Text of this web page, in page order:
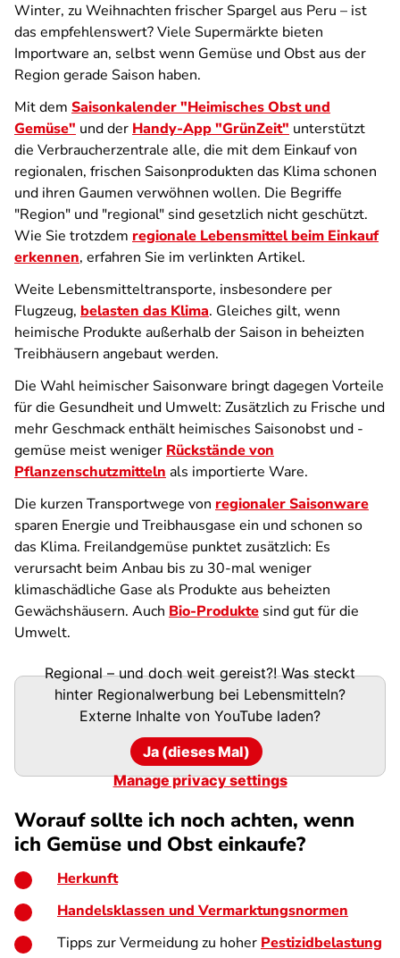
Winter, zu Weihnachten frischer Spargel aus Peru – ist
das empfehlenswert? Viele Supermärkte bieten
Importware an, selbst wenn Gemüse und Obst aus der
Region gerade Saison haben.
Mit dem Saisonkalender "Heimisches Obst und
Gemüse" und der Handy-App "GrünZeit" unterstützt
die Verbraucherzentrale alle, die mit dem Einkauf von
regionalen, frischen Saisonprodukten das Klima schonen
und ihren Gaumen verwöhnen wollen. Die Begriffe
"Region" und "regional" sind gesetzlich nicht geschützt.
Wie Sie trotzdem regionale Lebensmittel beim Einkauf
erkennen, erfahren Sie im verlinkten Artikel.
Weite Lebensmitteltransporte, insbesondere per
Flugzeug, belasten das Klima. Gleiches gilt, wenn
heimische Produkte außerhalb der Saison in beheizten
Treibhäusern angebaut werden.
Die Wahl heimischer Saisonware bringt dagegen Vorteile
für die Gesundheit und Umwelt: Zusätzlich zu Frische und
mehr Geschmack enthält heimisches Saisonobst und -
gemüse meist weniger Rückstände von
Pflanzenschutzmitteln als importierte Ware.
Die kurzen Transportwege von regionaler Saisonware
sparen Energie und Treibhausgase ein und schonen so
das Klima. Freilandgemüse punktet zusätzlich: Es
verursacht beim Anbau bis zu 30-mal weniger
klimaschädliche Gase als Produkte aus beheizten
Gewächshäusern. Auch Bio-Produkte sind gut für die
Umwelt.
Regional – und doch weit gereist?! Was steckt
hinter Regionalwerbung bei Lebensmitteln?
Externe Inhalte von YouTube laden?
Ja (dieses Mal)
Manage privacy settings
Worauf sollte ich noch achten, wenn
ich Gemüse und Obst einkaufe?
Herkunft
Handelsklassen und Vermarktungsnormen
Tipps zur Vermeidung zu hoher Pestizidbelastung